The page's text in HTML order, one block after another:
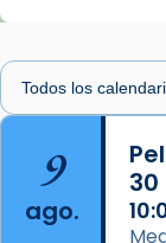
de
2 weeks
Aquest
9
ago.